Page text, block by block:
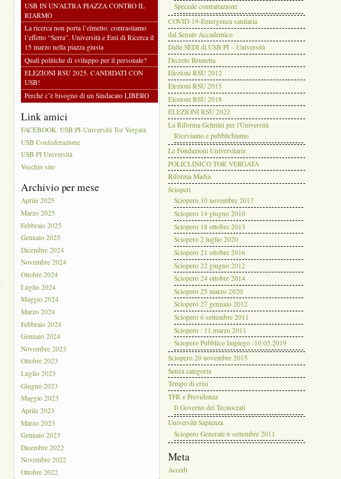
USB IN UN’ALTRA PIAZZA CONTRO IL
RIARMO
La ricerca non porta l’elmetto: contrastiamo
l’effetto “Serra”. Università e Enti di Ricerca il
15 marzo nella piazza giusta
Quali politiche di sviluppo per il personale?
ELEZIONI RSU 2025. CANDIDATI CON
USB!
Perché c’è bisogno di un Sindacato LIBERO
Link amici
FACEBOOK: USB PI-Università Tor Vergata
USB Confederazione
USB PI Università
Vecchio sito
Archivio per mese
Aprile 2025
Marzo 2025
Febbraio 2025
Gennaio 2025
Dicembre 2024
Novembre 2024
Ottobre 2024
Luglio 2024
Maggio 2024
Marzo 2024
Febbraio 2024
Gennaio 2024
Novembre 2023
Ottobre 2023
Luglio 2023
Giugno 2023
Maggio 2023
Aprile 2023
Marzo 2023
Gennaio 2023
Dicembre 2022
Novembre 2022
Ottobre 2022
Speciale contrattazione
COVID-19-Emergenza sanitaria
dal Senato Accademico
Dalle SEDI di USB PI – Università
Decreto Brunetta
Elezioni RSU 2012
Elezioni RSU 2015
Elezioni RSU 2018
ELEZIONI RSU 2022
La Riforma Gelmini per l'Università
Riceviamo e pubblichiamo
Le Fondazioni Universitarie
POLICLINICO TOR VERGATA
Riforma Madia
Scioperi
Sciopero 10 novembre 2017
Sciopero 14 giugno 2010
Sciopero 18 ottobre 2013
Sciopero 2 luglio 2020
Sciopero 21 ottobre 2016
Sciopero 22 giugno 2012
Sciopero 24 ottobre 2014
Sciopero 25 marzo 2020
Sciopero 27 gennaio 2012
Sciopero 6 settembre 2011
Sciopero : 11 marzo 2011
Sciopero Pubblico Impiego -10.05.2019
Sciopero 20 novembre 2015
Senza categoria
Tempo di crisi
TFR e Previdenza
Il Governo dei Tecnocrati
Università Sapienza
Sciopero Generale 6 settembre 2011
Meta
Accedi